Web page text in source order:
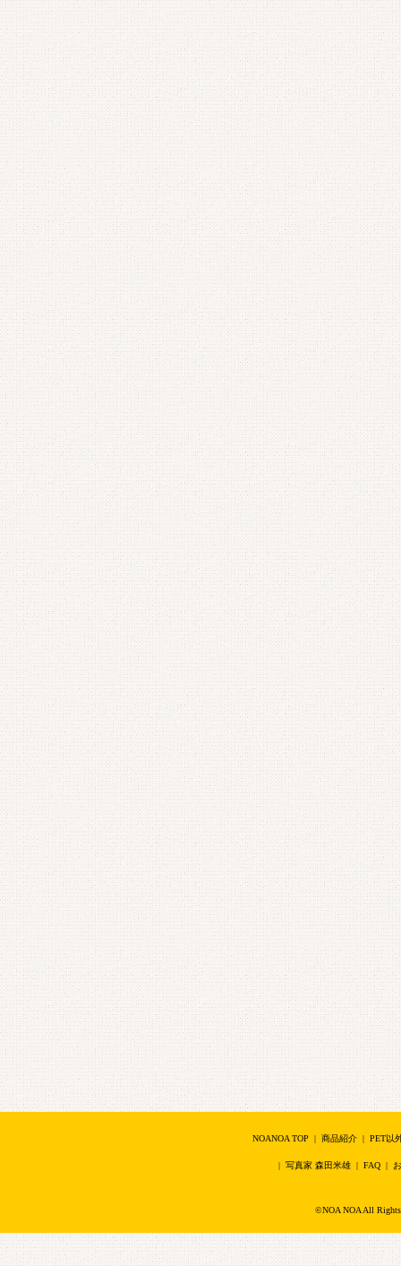
NOANOA TOP | 商品紹介| PET以
| 写真家 森田米雄 | FAQ |
©NOA NOA All